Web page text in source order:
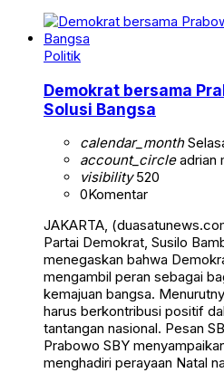
Politik
Demokrat bersama
Solusi Bangsa
calendar_month
account_circleadrian
visibility520
0Komentar
JAKARTA,
Partai Demokrat, Susilo
menegaskan bahwa
mengambil peran sebagai
kemajuan bangsa.
harus berkontribusi positif
tantangan nasional. Pesan
Prabowo SBY
menghadiri perayaan Natal